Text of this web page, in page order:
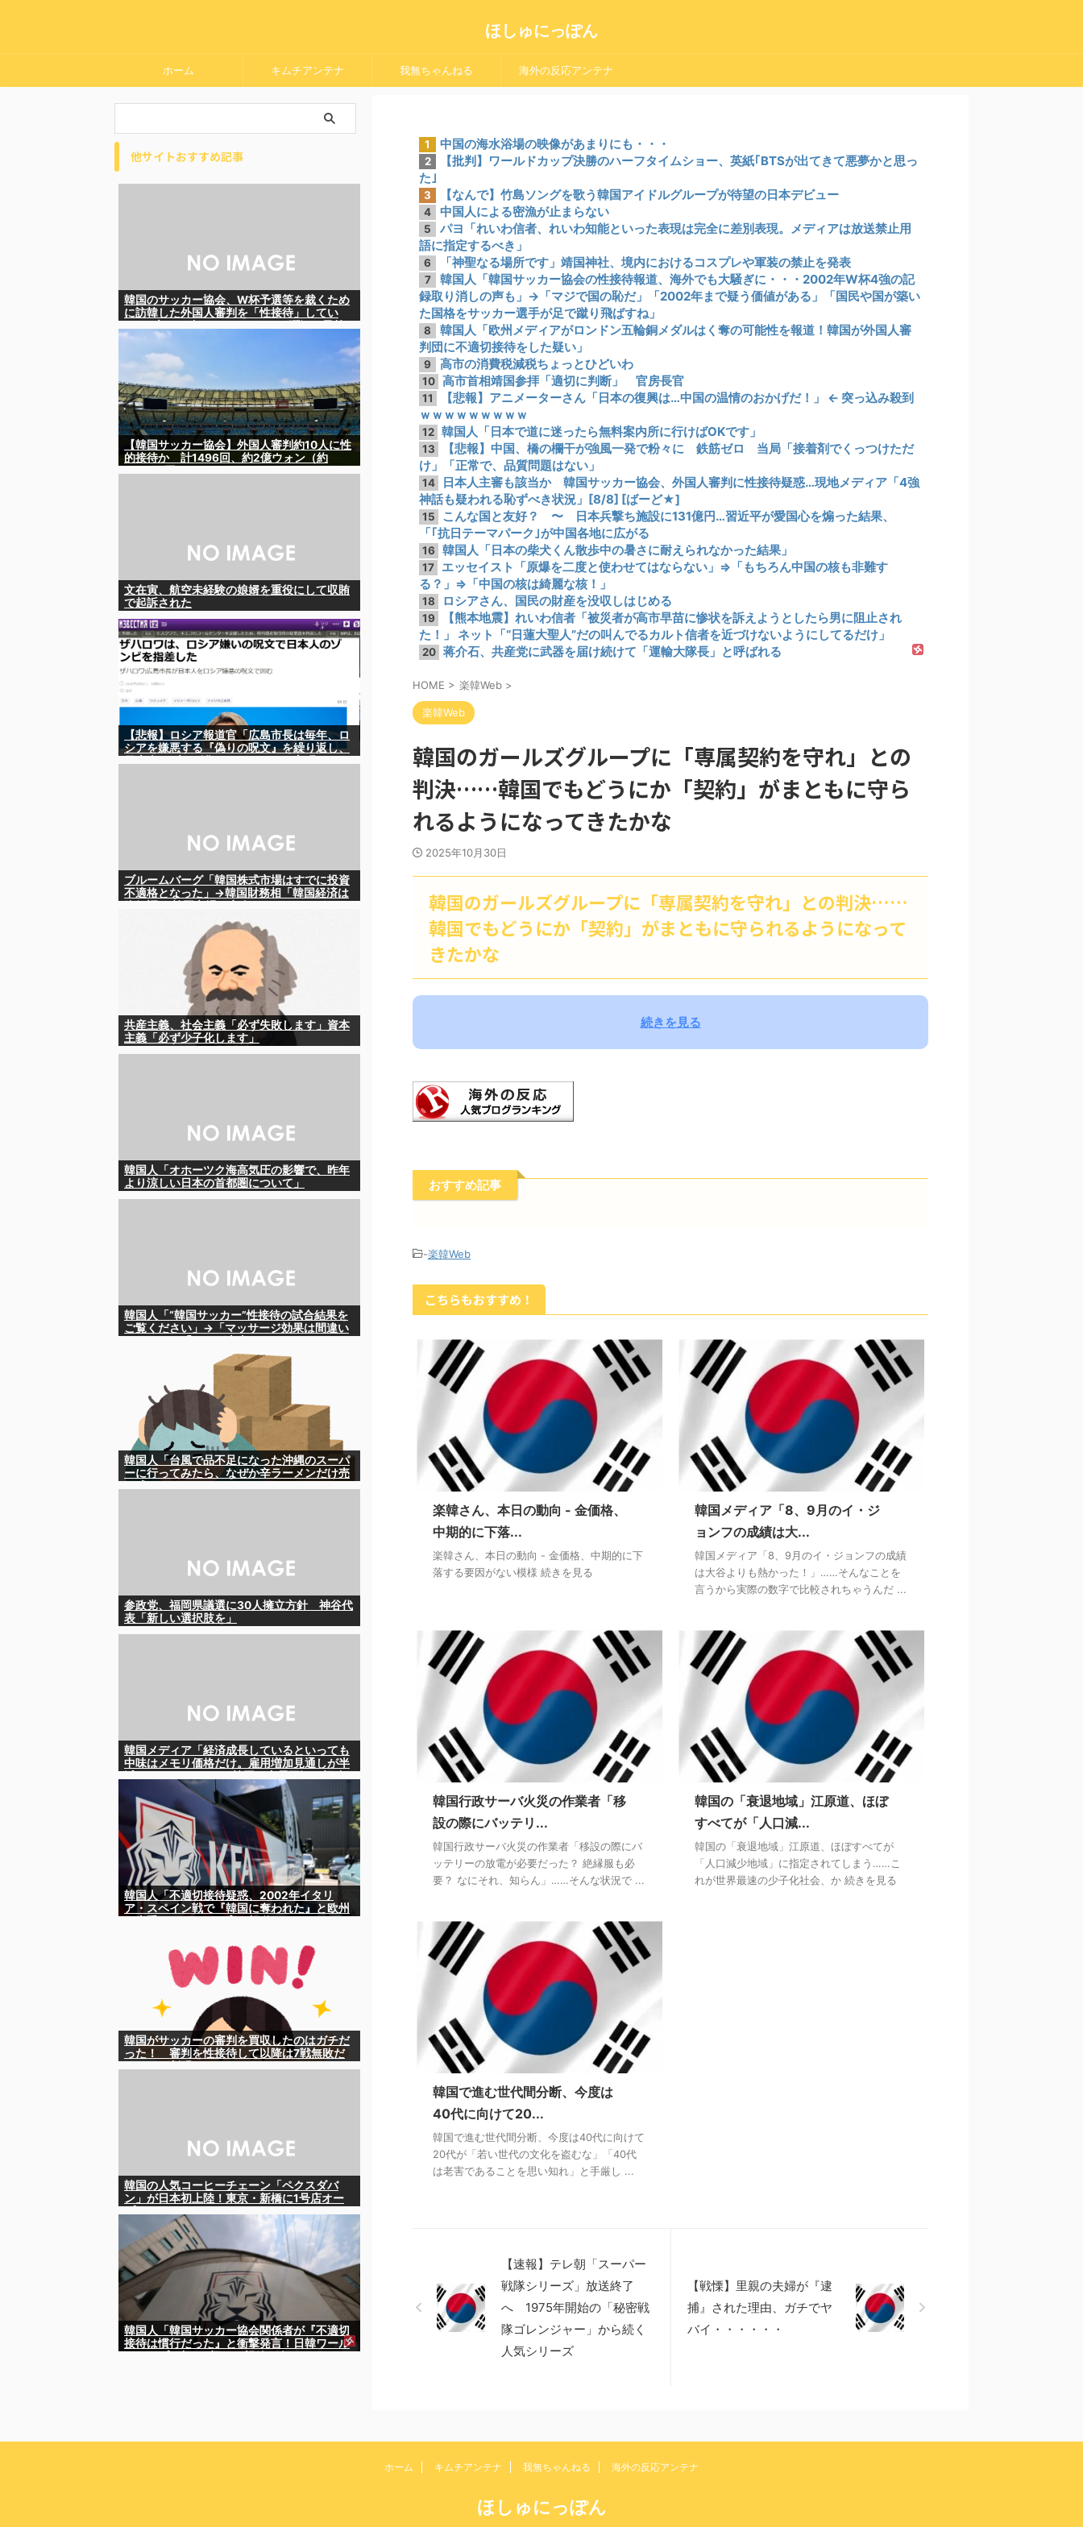
ほしゅにっぽん
ホーム キムチアンテナ 我無ちゃんねる 海外の反応アンテナ
1 中国の海水浴場の映像があまりにも・・・
2
【批判】ワールドカップ決勝のハーフタイムショー、英紙｢BTSが出てきて悪夢かと思っ
た｣
3 【なんで】竹島ソングを歌う韓国アイドルグループが待望の日本デビュー
4 中国人による密漁が止まらない
5
パヨ「れいわ信者、れいわ知能といった表現は完全に差別表現。メディアは放送禁止用
語に指定するべき」
6 「神聖なる場所です」靖国神社、境内におけるコスプレや軍装の禁止を発表
7
韓国人「韓国サッカー協会の性接待報道、海外でも大騒ぎに・・・2002年W杯4強の記
録取り消しの声も」→「マジで国の恥だ」「2002年まで疑う価値がある」「国民や国が築い
た国格をサッカー選手が足で蹴り飛ばすね」
8
韓国人「欧州メディアがロンドン五輪銅メダルはく奪の可能性を報道！韓国が外国人審
判団に不適切接待をした疑い」
9 高市の消費税減税ちょっとひどいわ
10 高市首相靖国参拝「適切に判断」 官房長官
11
【悲報】アニメーターさん「日本の復興は…中国の温情のおかげだ！」 ← 突っ込み殺到
ｗｗｗｗｗｗｗｗｗ
12 韓国人「日本で道に迷ったら無料案内所に行けばOKです」
13
【悲報】中国、橋の欄干が強風一発で粉々に 鉄筋ゼロ 当局「接着剤でくっつけただ
け」「正常で、品質問題はない」
14
日本人主審も該当か 韓国サッカー協会、外国人審判に性接待疑惑…現地メディア「4強
神話も疑われる恥ずべき状況」[8/8] [ばーど★]
15
こんな国と友好？ 〜 日本兵撃ち施設に131億円…習近平が愛国心を煽った結果、
「｢抗日テーマパーク｣が中国各地に広がる
16 韓国人「日本の柴犬くん散歩中の暑さに耐えられなかった結果」
17
エッセイスト「原爆を二度と使わせてはならない」⇒「もちろん中国の核も非難す
る？」⇒「中国の核は綺麗な核！」
18 ロシアさん、国民の財産を没収しはじめる
19
【熊本地震】れいわ信者「被災者が高市早苗に惨状を訴えようとしたら男に阻止され
た！」 ネット「“日蓮大聖人”だの叫んでるカルト信者を近づけないようにしてるだけ」
20 蒋介石、共産党に武器を届け続けて「運輸大隊長」と呼ばれる
HOME > 楽韓Web >
楽韓Web
韓国のガールズグループに「専属契約を守れ」との
判決……韓国でもどうにか「契約」がまともに守ら
れるようになってきたかな
2025年10月30日
韓国のガールズグループに「専属契約を守れ」との判決……
韓国でもどうにか「契約」がまともに守られるようになって
きたかな
続きを見る
おすすめ記事
-楽韓Web
こちらもおすすめ！
楽韓さん、本日の動向 - 金価格、
中期的に下落...
楽韓さん、本日の動向 - 金価格、中期的に下
落する要因がない模様 続きを見る
韓国メディア「8、9月のイ・ジ
ョンフの成績は大...
韓国メディア「8、9月のイ・ジョンフの成績
は大谷よりも熱かった！」……そんなことを
言うから実際の数字で比較されちゃうんだ ...
韓国行政サーバ火災の作業者「移
設の際にバッテリ...
韓国行政サーバ火災の作業者「移設の際にバ
ッテリーの放電が必要だった？ 絶縁服も必
要？ なにそれ、知らん」……そんな状況で ...
韓国の「衰退地域」江原道、ほぼ
すべてが「人口減...
韓国の「衰退地域」江原道、ほぼすべてが
「人口減少地域」に指定されてしまう……こ
れが世界最速の少子化社会、か 続きを見る
韓国で進む世代間分断、今度は
40代に向けて20...
韓国で進む世代間分断、今度は40代に向けて
20代が「若い世代の文化を盗むな」「40代
は老害であることを思い知れ」と手厳し ...
【速報】テレ朝「スーパー
戦隊シリーズ」放送終了
へ 1975年開始の「秘密戦
隊ゴレンジャー」から続く
人気シリーズ
【戦慄】里親の夫婦が『逮
捕』された理由、ガチでヤ
バイ・・・・・・
他サイトおすすめ記事
韓国のサッカー協会、W杯予選等を裁くため
に訪韓した外国人審判を「性接待」してい
を持ってりゃそうなるわな
【韓国サッカー協会】外国人審判約10人に性
的接待か 計1496回、約2億ウォン（約
文在寅、航空未経験の娘婿を重役にして収賄
で起訴された
【悲報】ロシア報道官「広島市長は毎年、ロ
シアを嫌悪する『偽りの呪文』を繰り返し、
ブルームバーグ「韓国株式市場はすでに投資
不適格となった」→韓国財務相「韓国経済は
国外からどう認識されているのかって問題だ
共産主義、社会主義「必ず失敗します」資本
主義「必ず少子化します」
韓国人「オホーツク海高気圧の影響で、昨年
より涼しい日本の首都圏について」
韓国人「“韓国サッカー”性接待の試合結果を
ご覧ください」→「マッサージ効果は間違い
韓国人「台風で品不足になった沖縄のスーパ
ーに行ってみたら、なぜか辛ラーメンだけ売
参政党、福岡県議選に30人擁立方針 神谷代
表「新しい選択肢を」
韓国メディア「経済成長しているといっても
中味はメモリ価格だけ。雇用増加見通しが半
い状況っすね
韓国人「不適切接待疑惑、2002年イタリ
ア・スペイン戦で『韓国に奪われた』と欧州
韓国がサッカーの審判を買収したのはガチだ
った！ 審判を性接待して以降は7戦無敗だ
韓国の人気コーヒーチェーン「ペクスダバ
ン」が日本初上陸！東京・新橋に1号店オー
韓国人「韓国サッカー協会関係者が『不適切
接待は慣行だった』と衝撃発言！日韓ワール
ホーム キムチアンテナ 我無ちゃんねる 海外の反応アンテナ
ほしゅにっぽん